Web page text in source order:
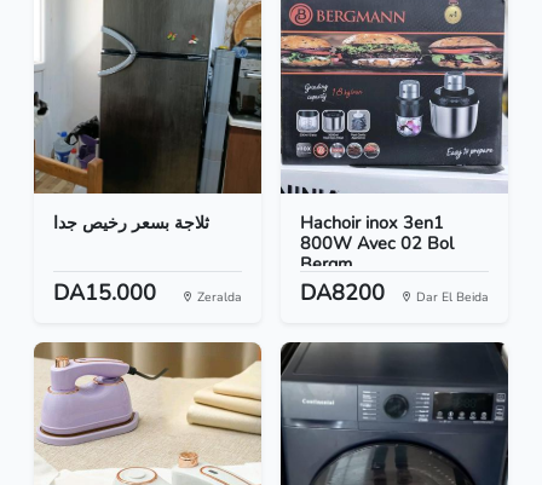
ثلاجة بسعر رخيص جدا
DA15.000 Zeralda
Hachoir inox 3en1
800W Avec 02 Bol
Bergm...
DA8200 Dar El Beida